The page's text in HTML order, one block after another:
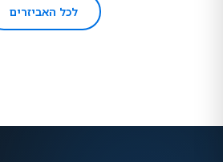
לכל האביזרים